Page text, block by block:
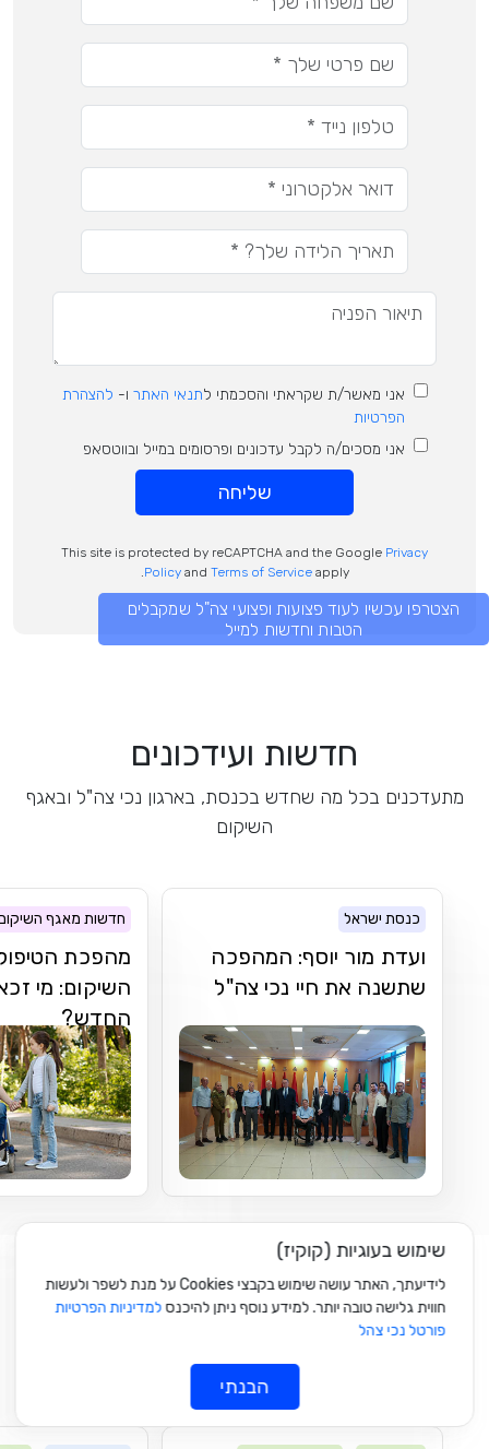
שימוש בעוגיות (קוקיז)
לידיעתך, האתר עושה שימוש בקבצי Cookies על מנת לשפר ולעשות
חווית גלישה טובה יותר. למידע נוסף ניתן להיכנס למדיניות הפרטיות
פורטל נכי צהל
הבנתי
אני מאשר/ת שקראתי והסכמתי לתנאי האתר ו- להצהרת
הפרטיות
אני מסכים/ה לקבל עדכונים ופרסומים במייל ובווטסאפ
שליחה
This site is protected by reCAPTCHA and the Google Privacy
Policyand Terms of Serviceapply.
הצטרפו עכשיו לעוד פצועות ופצועי צה"ל שמקבלים
הטבות וחדשות למייל
חדשות ועידכונים
מתעדכנים בכל מה שחדש בכנסת, בארגון נכי צה"ל ובאגף
השיקום
כנסת ישראל
ועדת מור יוסף: המהפכה
שתשנה את חיי נכי צה"ל
חדשות מאגף
מהפכת
השיקום: מי
החדש?
זכויות שחשוב לדעת
מידע חשוב שיסייע לך להכיר את הזכויות שלך ולממש אותן